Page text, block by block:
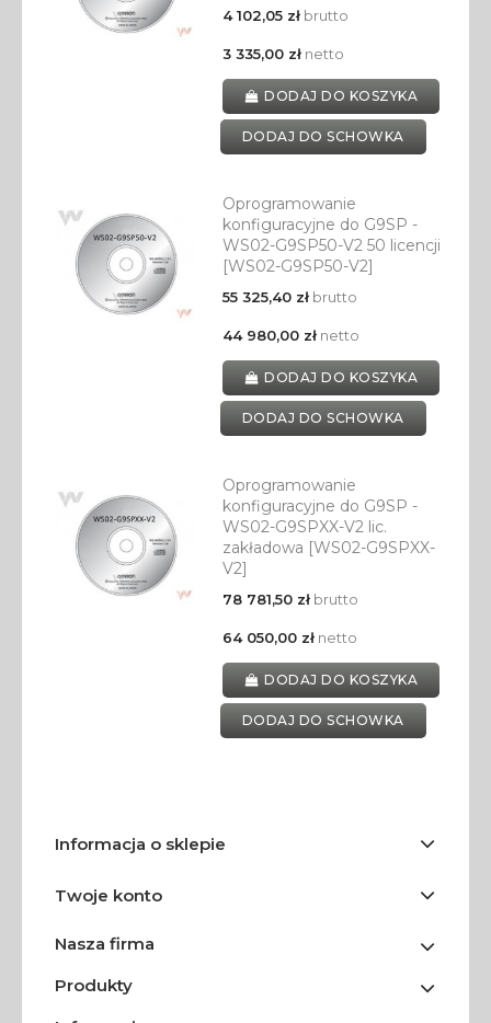
4 102,05 złbrutto
3 335,00 złnetto
DODAJ DO KOSZYKA
DODAJ DO SCHOWKA
Oprogramowanie
konfiguracyjne do G9SP -
WS02-G9SP50-V2 50 licencji
[WS02-G9SP50-V2]
55 325,40 złbrutto
44 980,00 złnetto
DODAJ DO KOSZYKA
DODAJ DO SCHOWKA
Oprogramowanie
konfiguracyjne do G9SP -
WS02-G9SPXX-V2 lic.
zakładowa [WS02-G9SPXX-
V2]
78 781,50 złbrutto
64 050,00 złnetto
DODAJ DO KOSZYKA
DODAJ DO SCHOWKA
Informacja o sklepie
Twoje konto
Nasza firma
Produkty